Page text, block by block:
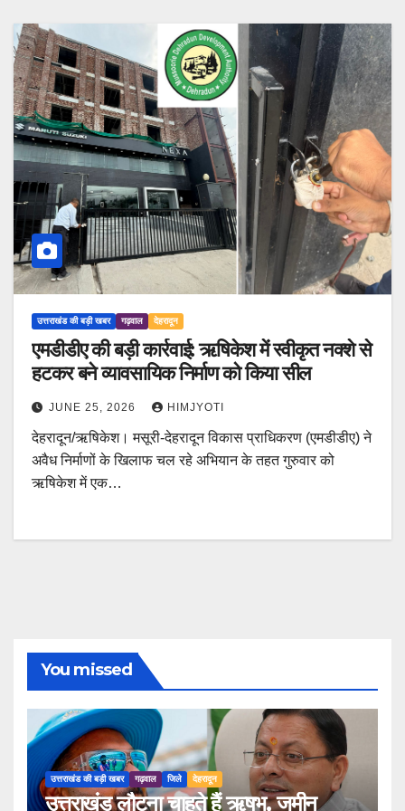
उत्तराखंड की बड़ी खबर गढ़वाल देहरादून
एमडीडीए की बड़ी कार्रवाई: ऋषिकेश में स्वीकृत नक्शे से
हटकर बने व्यावसायिक निर्माण को किया सील
JUNE 25, 2026 HIMJYOTI
देहरादून/ऋषिकेश। मसूरी-देहरादून विकास प्राधिकरण (एमडीडीए) ने
अवैध निर्माणों के खिलाफ चल रहे अभियान के तहत गुरुवार को
ऋषिकेश में एक…
You missed
उत्तराखंड की बड़ी खबर गढ़वाल जिले देहरादून
उत्तराखंड लौटना चाहते हैं ऋषभ, जमीन